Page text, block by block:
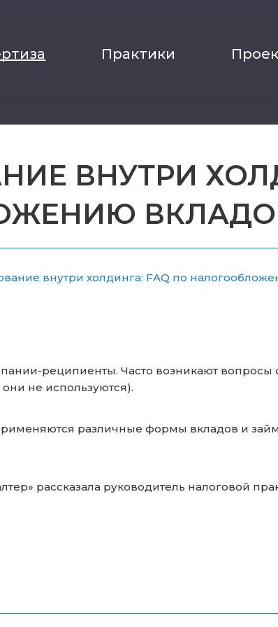
Практики
ВНУТРИ
внутри холдинга: FAQ по
реципиенты. Часто возникают вопросы
не используются).
различные формы вкладов и
рассказала руководитель налоговой